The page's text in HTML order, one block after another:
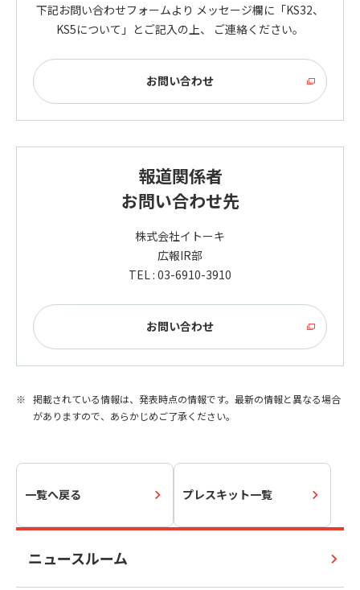
下記お問い合わせフォームより メッセージ欄に「KS32、
KS5について」とご記入の上、 ご連絡ください。
お問い合わせ
報道関係者
お問い合わせ先
株式会社イトーキ
広報IR部
TEL : 03-6910-3910
お問い合わせ
掲載されている情報は、発表時点の情報です。最新の情報と異なる場合
がありますので、あらかじめご了承ください。
一覧へ戻る プレスキット一覧
ニュースルーム